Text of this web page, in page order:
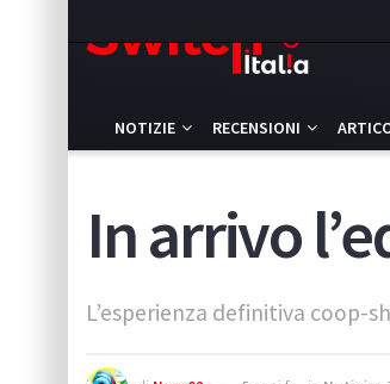
NOTIZIE RECENSIONI
In arrivo
L’esperienza definitiva coop-